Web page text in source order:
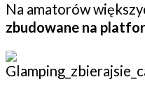
Na amatorów
zbudowane na